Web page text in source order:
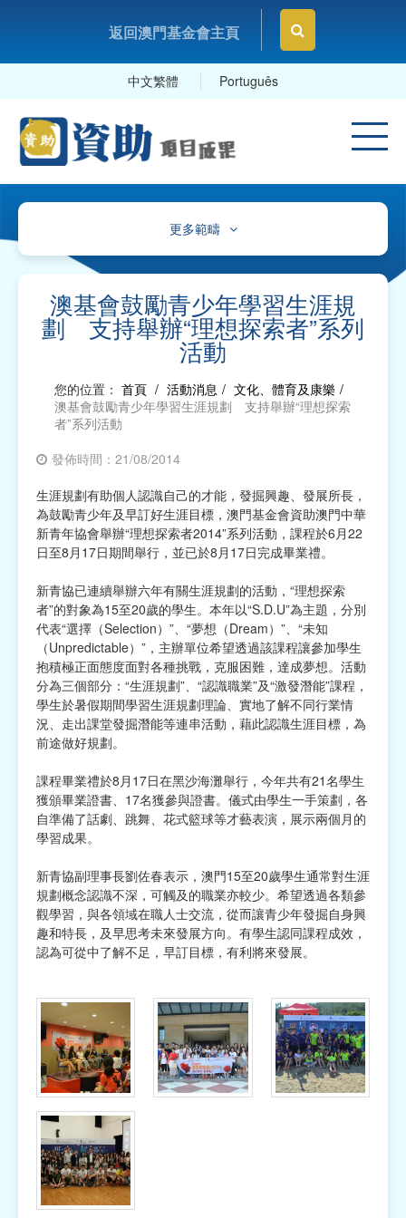
返回澳門基金會主頁
中文繁體 Português
更多範疇
文化、體育及康樂
教育及研究
衛生
工商及專業社團、工會
公民社團及同鄉會
國際
其他
澳基會鼓勵青少年學習生涯規
劃 支持舉辦“理想探索者”系列
活動
您的位置： 首頁 / 活動消息 / 文化、體育及康樂 /
澳基會鼓勵青少年學習生涯規劃 支持舉辦“理想探索
者”系列活動
發佈時間：21/08/2014
生涯規劃有助個人認識自己的才能，發掘興趣、發展所長，
為鼓勵青少年及早訂好生涯目標，澳門基金會資助澳門中華
新青年協會舉辦“理想探索者2014”系列活動，課程於6月22
日至8月17日期間舉行，並已於8月17日完成畢業禮。
新青協已連續舉辦六年有關生涯規劃的活動，“理想探索
者”的對象為15至20歲的學生。本年以“S.D.U”為主題，分別
代表“選擇（Selection）”、“夢想（Dream）”、“未知
（Unpredictable）”，主辦單位希望透過該課程讓參加學生
抱積極正面態度面對各種挑戰，克服困難，達成夢想。活動
分為三個部分：“生涯規劃”、“認識職業”及“激發潛能”課程，
學生於暑假期間學習生涯規劃理論、實地了解不同行業情
況、走出課堂發掘潛能等連串活動，藉此認識生涯目標，為
前途做好規劃。
課程畢業禮於8月17日在黑沙海灘舉行，今年共有21名學生
獲頒畢業證書、17名獲參與證書。儀式由學生一手策劃，各
自準備了話劇、跳舞、花式籃球等才藝表演，展示兩個月的
學習成果。
新青協副理事長劉佐春表示，澳門15至20歲學生通常對生涯
規劃概念認識不深，可觸及的職業亦較少。希望透過各類參
觀學習，與各領域在職人士交流，從而讓青少年發掘自身興
趣和特長，及早思考未來發展方向。有學生認同課程成效，
認為可從中了解不足，早訂目標，有利將來發展。